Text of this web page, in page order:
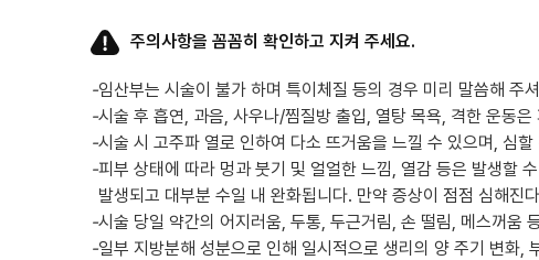
주의사항을 꼼꼼히 확인하고 지켜 주세요.
-임산부는 시술이 불가 하며 특이체질 등의 경우 미리 말씀해 주
-시술 후 흡연, 과음, 사우나/찜질방 출입, 열탕 목욕, 격한 운동은
-시술 시 고주파 열로 인하여 다소 뜨거움을 느낄 수 있으며, 심
-피부 상태에 따라 멍과 붓기 및 얼얼한 느낌, 열감 등은 발생할
발생되고 대부분 수일 내 완화됩니다. 만약 증상이 점점 심해진
-시술 당일 약간의 어지러움, 두통, 두근거림, 손 떨림, 메스꺼움
-일부 지방분해 성분으로 인해 일시적으로 생리의 양 주기 변화,